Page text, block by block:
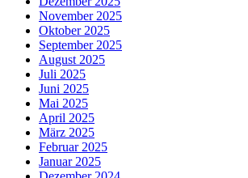
November 2025
Oktober 2025
September 2025
August 2025
Juli 2025
Juni 2025
Mai 2025
April 2025
März 2025
Februar 2025
Januar 2025